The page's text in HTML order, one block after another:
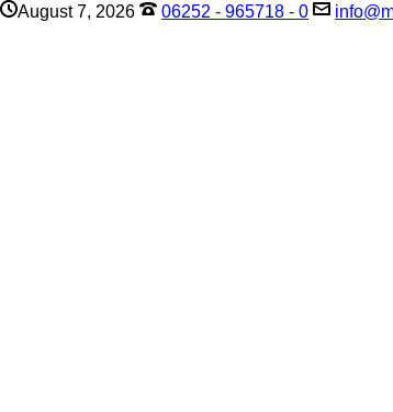
August 7, 2026 06252 - 965718 - 0